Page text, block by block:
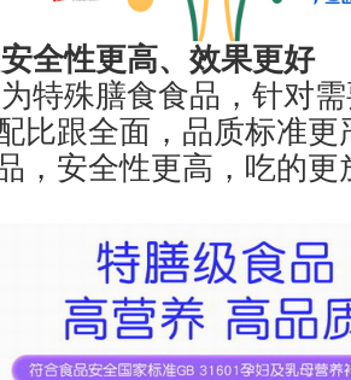
全性更高、效果更好
特殊膳食食品，针对
比跟全面，品质标准
，安全性更高，吃的更